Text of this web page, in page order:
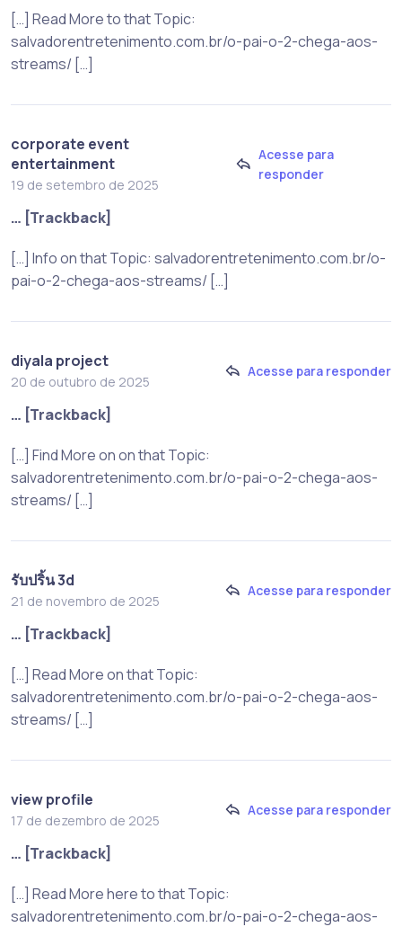
[…] Read More to that Topic:
salvadorentretenimento.com.br/o-pai-o-2-chega-aos-
streams/ […]
corporate event
entertainment
19 de setembro de 2025
Acesse para
responder
… [Trackback]
[…] Info on that Topic: salvadorentretenimento.com.br/o-
pai-o-2-chega-aos-streams/ […]
diyala project
20 de outubro de 2025
Acesse para responder
… [Trackback]
[…] Find More on on that Topic:
salvadorentretenimento.com.br/o-pai-o-2-chega-aos-
streams/ […]
รับปริ้น 3d
21 de novembro de 2025
Acesse para responder
… [Trackback]
[…] Read More on that Topic:
salvadorentretenimento.com.br/o-pai-o-2-chega-aos-
streams/ […]
view profile
17 de dezembro de 2025
Acesse para responder
… [Trackback]
[…] Read More here to that Topic:
salvadorentretenimento.com.br/o-pai-o-2-chega-aos-